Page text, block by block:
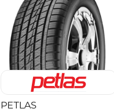
PETLAS